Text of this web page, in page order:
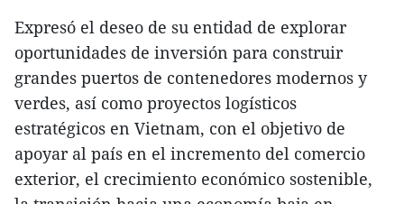
Expresó el deseo de su entidad de explorar
oportunidades de inversión para construir
grandes puertos de contenedores modernos y
verdes, así como proyectos logísticos
estratégicos en Vietnam, con el objetivo de
apoyar al país en el incremento del comercio
exterior, el crecimiento económico sostenible,